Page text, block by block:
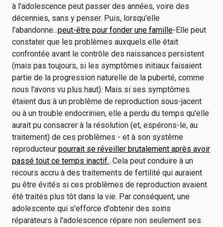
à l'adolescence peut passer des années, voire des
décennies, sans y penser. Puis, lorsqu'elle
l'abandonne...peut-être pour fonder une famille-Elle peut
constater que les problèmes auxquels elle était
confrontée avant le contrôle des naissances persistent
(mais pas toujours, si les symptômes initiaux faisaient
partie de la progression naturelle de la puberté, comme
nous l'avons vu plus haut). Mais si ses symptômes
étaient dus à un problème de reproduction sous-jacent
ou à un trouble endocrinien, elle a perdu du temps qu'elle
aurait pu consacrer à la résolution (et, espérons-le, au
traitement) de ces problèmes - et à son système
reproducteur pourrait se réveiller brutalement après avoir
passé tout ce temps inactif.. Cela peut conduire à un
recours accru à des traitements de fertilité qui auraient
pu être évités si ces problèmes de reproduction avaient
été traités plus tôt dans la vie. Par conséquent, une
adolescente qui s'efforce d'obtenir des soins
réparateurs à l'adolescence répare non seulement ses